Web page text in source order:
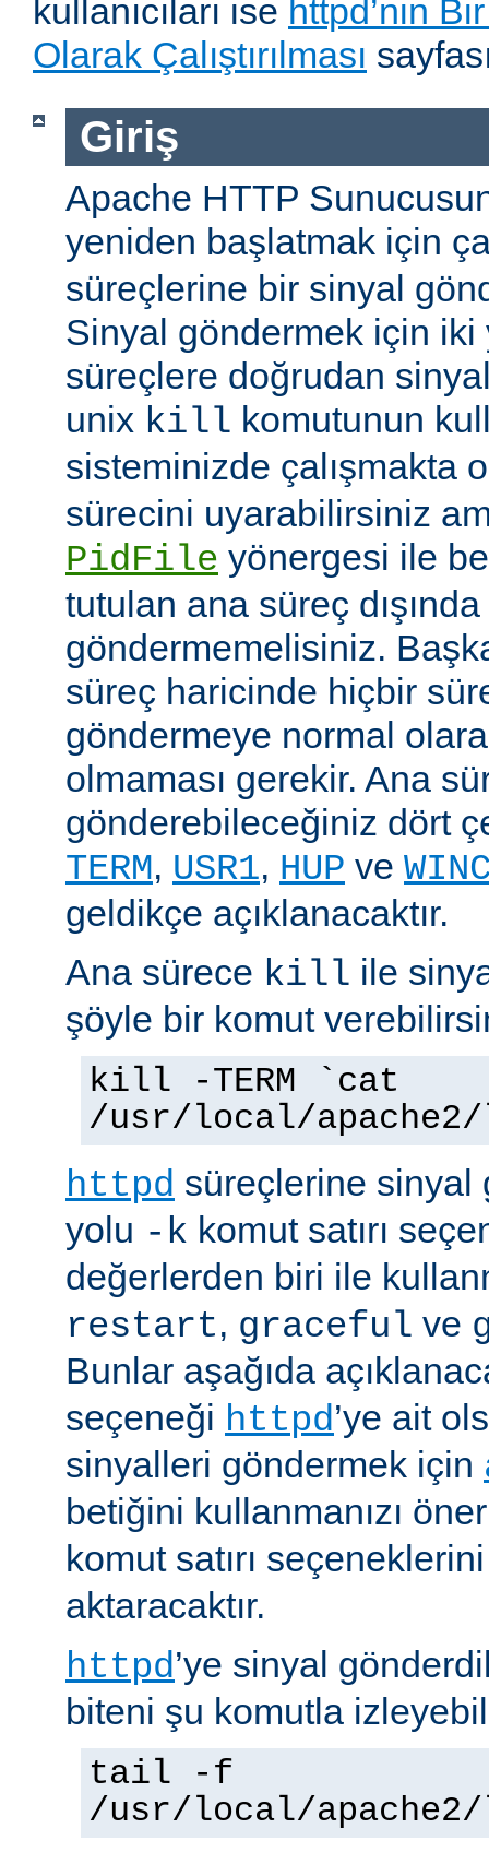
kullanıcıları ise httpd’nin
Olarak Çalıştırılması
Giriş
Apache HTTP
yeniden başlatmak için
süreçlerine bir sinyal
Sinyal göndermek için iki
süreçlere doğrudan
unix kill komutunun
sisteminizde çalışmakta
sürecini uyarabilirsiniz
PidFile yönergesi ile
tutulan ana süreç
göndermemelisiniz.
süreç haricinde hiçbir
göndermeye normal
olmaması gerekir. Ana
gönderebileceğiniz dört
TERM, USR1, HUP ve
geldikçe açıklanacaktır.
Ana sürece kill ile
şöyle bir komut
kill -TERM `cat
/usr/local/
httpd süreçlerine sinyal
yolu -k komut satırı
değerlerden biri ile
restart, graceful ve
Bunlar aşağıda
seçeneği httpd’ye ait
sinyalleri göndermek için
betiğini kullanmanızı
komut satırı
aktaracaktır.
httpd’ye sinyal
biteni şu komutla
tail -f
/usr/local/